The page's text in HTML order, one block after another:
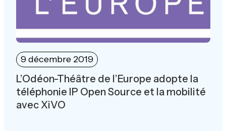
9 décembre 2019
L’Odéon-Théâtre de l’Europe adopte la
téléphonie IP Open Source et la mobilité
avec XiVO